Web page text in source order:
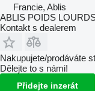
Francie, Ablis
ABLIS POIDS
Kontakt s dealerem
Nakupujete/prodáváte
Dělejte to s námi!
Přidejte inzerát